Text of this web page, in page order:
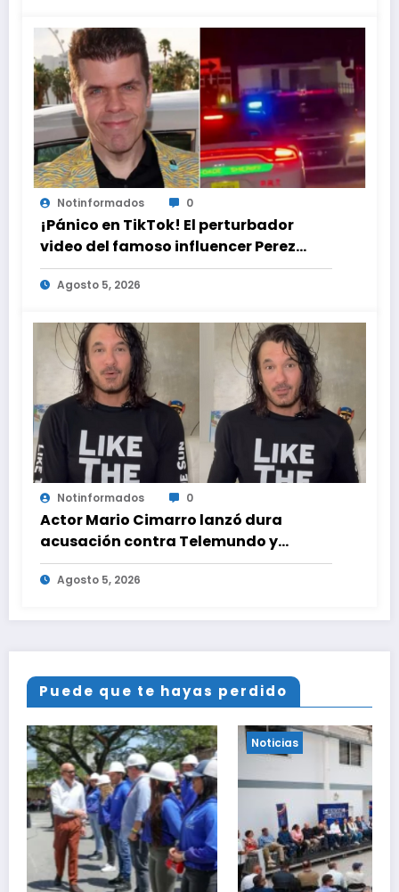
Notinformados 0
¡Pánico en TikTok! El perturbador
video del famoso influencer Perez
Hilton que obligó a sus fans a pedir
ayuda médica
Agosto 5, 2026
Notinformados 0
Actor Mario Cimarro lanzó dura
acusación contra Telemundo y
advirtió que lo que hacen en su contra
es ilegal en EEUU
Agosto 5, 2026
Puede que te hayas perdido
Noticias